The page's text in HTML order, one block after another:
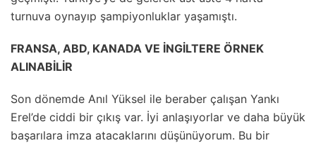
turnuva oynayıp şampiyonluklar yaşamıştı.
FRANSA, ABD, KANADA VE İNGİLTERE ÖRNEK
ALINABİLİR
Son dönemde Anıl Yüksel ile beraber çalışan Yankı
Erel’de ciddi bir çıkış var. İyi anlaşıyorlar ve daha büyük
başarılara imza atacaklarını düşünüyorum. Bu bir